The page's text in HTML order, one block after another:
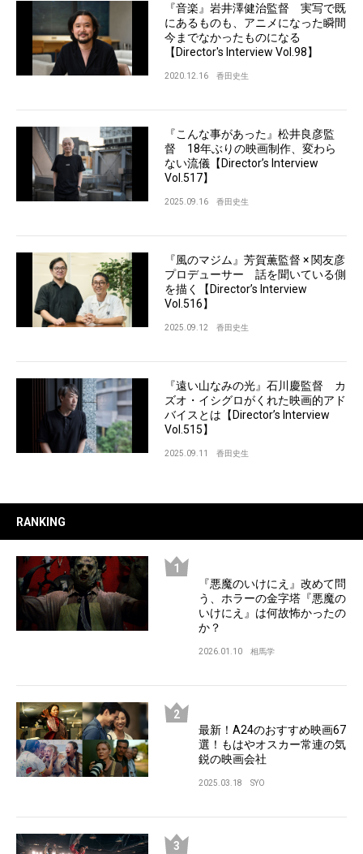
『音楽』岩井澤健治監督 実写で既
にあるものも、アニメになった瞬間
今までなかったものになる
【Director's Interview Vol.98】
2020.12.16 香田史生
『こんな事があった』松井良彦監
督 18年ぶりの映画制作、変わら
ない流儀【Director’s Interview
Vol.517】
2025.09.16 香田史生
『風のマジム』芳賀薫監督 × 関友彦
プロデューサー 話を聞いている側
を描く【Director’s Interview
Vol.516】
2025.09.12 香田史生
『遠い山なみの光』石川慶監督 カ
ズオ・イシグロがくれた映画的アド
バイスとは【Director’s Interview
Vol.515】
2025.09.11 香田史生
RANKING
『悪魔のいけにえ』改めて問
う、ホラーの金字塔『悪魔の
いけにえ』は何故怖かったの
か？
2026.01.10 相馬学
最新！A24のおすすめ映画67
選！もはやオスカー常連の気
鋭の映画会社
2025.03.18 SYO